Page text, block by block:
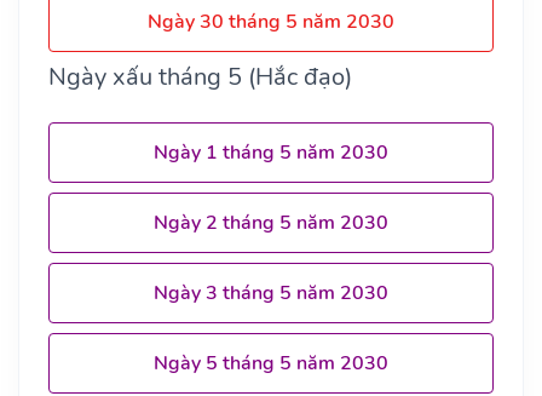
Ngày 30 tháng 5 năm 2030
Ngày xấu tháng 5 (Hắc đạo)
Ngày 1 tháng 5 năm 2030
Ngày 2 tháng 5 năm 2030
Ngày 3 tháng 5 năm 2030
Ngày 5 tháng 5 năm 2030